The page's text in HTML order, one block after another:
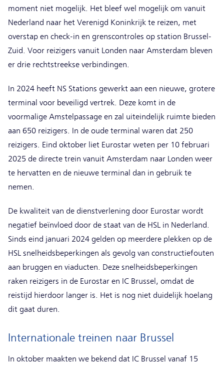
moment niet mogelijk. Het bleef wel mogelijk om vanuit
Nederland naar het Verenigd Koninkrijk te reizen, met
overstap en check-in en grenscontroles op station Brussel-
Zuid. Voor reizigers vanuit Londen naar Amsterdam bleven
er drie rechtstreekse verbindingen.
In 2024 heeft NS Stations gewerkt aan een nieuwe, grotere
terminal voor beveiligd vertrek. Deze komt in de
voormalige Amstelpassage en zal uiteindelijk ruimte bieden
aan 650 reizigers. In de oude terminal waren dat 250
reizigers. Eind oktober liet Eurostar weten per 10 februari
2025 de directe trein vanuit Amsterdam naar Londen weer
te hervatten en de nieuwe terminal dan in gebruik te
nemen.
De kwaliteit van de dienstverlening door Eurostar wordt
negatief beïnvloed door de staat van de HSL in Nederland.
Sinds eind januari 2024 gelden op meerdere plekken op de
HSL snelheidsbeperkingen als gevolg van constructiefouten
aan bruggen en viaducten. Deze snelheidsbeperkingen
raken reizigers in de Eurostar en IC Brussel, omdat de
reistijd hierdoor langer is. Het is nog niet duidelijk hoelang
dit gaat duren.
Internationale treinen naar Brussel
In oktober maakten we bekend dat IC Brussel vanaf 15